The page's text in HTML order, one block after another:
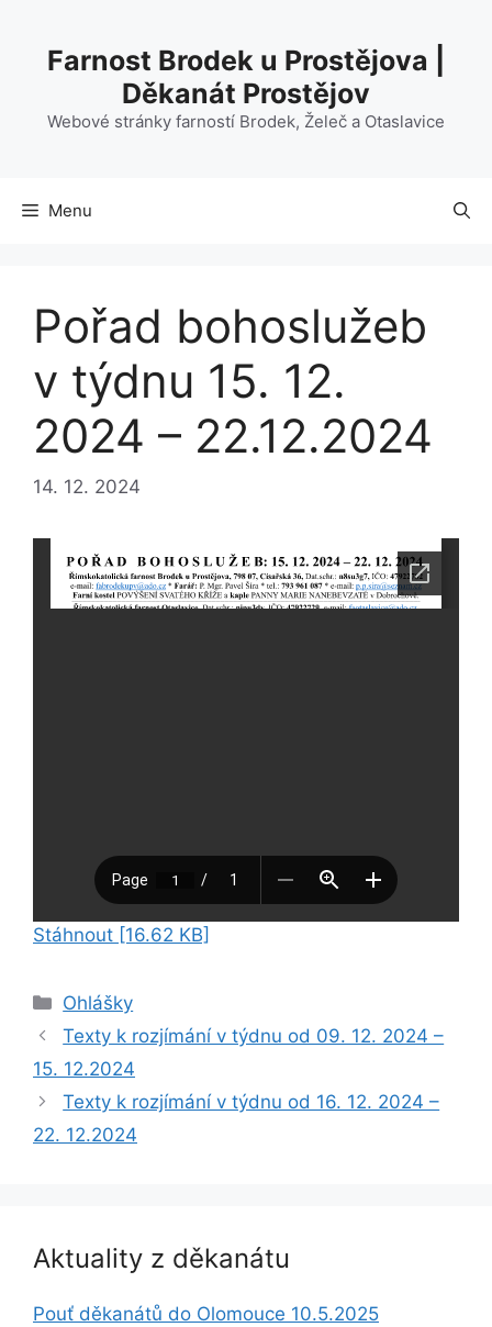
obsahFarnost Brodek u Prostějova |
Děkanát Prostějov
Webové stránky farností Brodek, Želeč a Otaslavice
Menu
Pořad bohoslužeb
v týdnu 15. 12.
2024 – 22.12.2024
14. 12. 2024
Stáhnout [16.62 KB]
Rubriky
Ohlášky
Texty k rozjímání v týdnu od 09. 12. 2024 –
15. 12.2024
Texty k rozjímání v týdnu od 16. 12. 2024 –
22. 12.2024
Aktuality z děkanátu
Pouť děkanátů do Olomouce 10.5.2025